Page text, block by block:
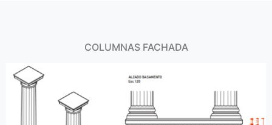
COLUMNAS FACHADA